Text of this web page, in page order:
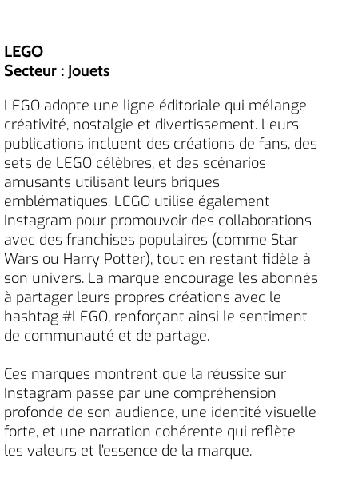
LEGO
Secteur : Jouets
LEGO adopte une ligne éditoriale qui mélange
créativité, nostalgie et divertissement. Leurs
publications incluent des créations de fans, des
sets de LEGO célèbres, et des scénarios
amusants utilisant leurs briques
emblématiques. LEGO utilise également
Instagram pour promouvoir des collaborations
avec des franchises populaires (comme Star
Wars ou Harry Potter), tout en restant fidèle à
son univers. La marque encourage les abonnés
à partager leurs propres créations avec le
hashtag #LEGO, renforçant ainsi le sentiment
de communauté et de partage.
Ces marques montrent que la réussite sur
Instagram passe par une compréhension
profonde de son audience, une identité visuelle
forte, et une narration cohérente qui reflète
les valeurs et l’essence de la marque.